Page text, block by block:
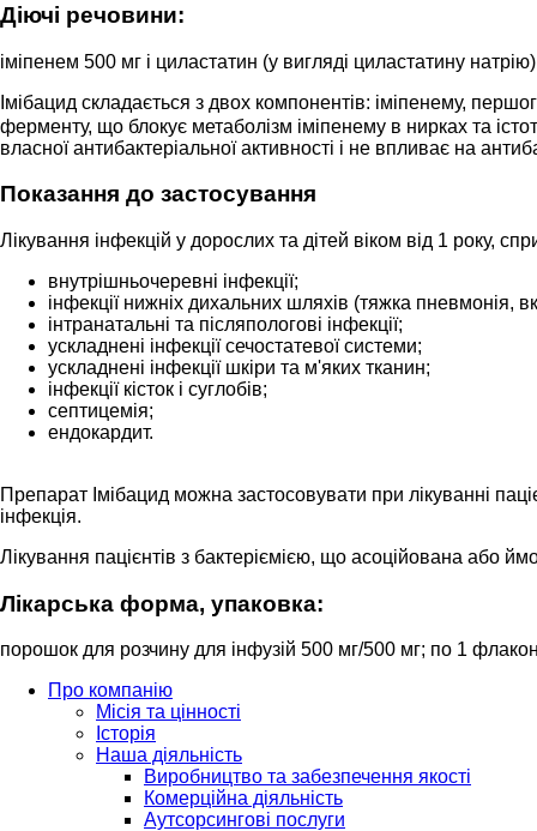
Діючі речовини:
іміпенем 500 мг і циластатин (у вигляді циластатину
Імібацид складається з двох компонентів: іміпенему,
ферменту, що блокує метаболізм іміпенему в нирках та
власної антибактеріальної активності і не впливає на
Показання до застосування
Лікування інфекцій у дорослих та дітей віком від 1 року,
внутрішньочеревні інфекції;
інфекції нижніх дихальних шляхів (тяжка пневмонія,
інтранатальні та післяпологові інфекції;
ускладнені інфекції сечостатевої системи;
ускладнені інфекції шкіри та м'яких тканин;
інфекції кісток і суглобів;
септицемія;
ендокардит.
Препарат Імібацид можна застосовувати при лікуванні
інфекція.
Лікування пацієнтів з бактеріємією, що асоційована або
Лікарська форма, упаковка:
порошок для розчину для інфузій 500 мг/500 мг; по 1
Про компанію
Місія та цінності
Історія
Наша діяльність
Виробництво та забезпечення якості
Комерційна діяльність
Аутсорсингові послуги